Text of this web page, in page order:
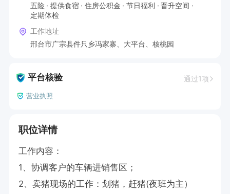
五险
提供食宿 住房公积金 节日福利
晋升空间
定期体检
工作地址
邢台市广宗县件只乡冯家寨、大平台、核桃园
平台核验 通过1项
营业执照
职位详情
工作内容：
1、协调客户的车辆进销售区；
2、卖猪现场的工作：划猪，赶猪(夜班为主）